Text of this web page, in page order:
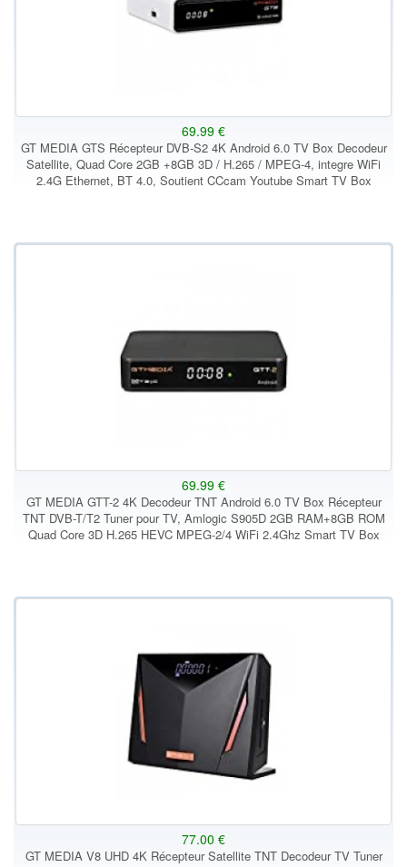
69.99 €
GT MEDIA GTS Récepteur DVB-S2 4K Android 6.0 TV Box Decodeur
Satellite, Quad Core 2GB +8GB 3D / H.265 / MPEG-4, integre WiFi
2.4G Ethernet, BT 4.0, Soutient CCcam Youtube Smart TV Box
69.99 €
GT MEDIA GTT-2 4K Decodeur TNT Android 6.0 TV Box Récepteur
TNT DVB-T/T2 Tuner pour TV, Amlogic S905D 2GB RAM+8GB ROM
Quad Core 3D H.265 HEVC MPEG-2/4 WiFi 2.4Ghz Smart TV Box
77.00 €
GT MEDIA V8 UHD 4K Récepteur Satellite TNT Decodeur TV Tuner